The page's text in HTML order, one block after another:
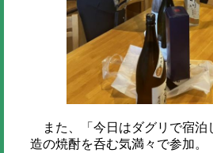
また、「今日はダグリで宿泊
造の焼酎を呑む気満々で参加。